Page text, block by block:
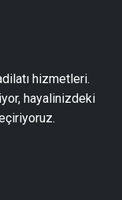
hizmetleri.
hayalinizdeki